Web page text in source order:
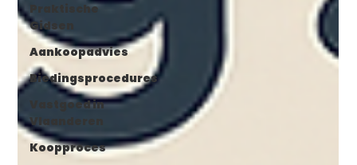
Praktische
Gidsen
Aankoopadvies
Biedingsprocedures
Vastgoed in
Vlaanderen
Koopproces